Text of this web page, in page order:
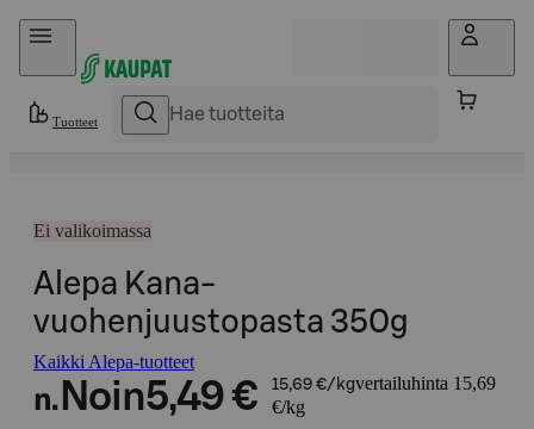
Hyppää sisältöön
Tuotteet
Ei valikoimassa
Alepa Kana-
vuohenjuustopasta 350g
Kaikki Alepa-tuotteet
n. Noin5,49 € 15,69 €/kgvertailuhinta 15,69
€/kg